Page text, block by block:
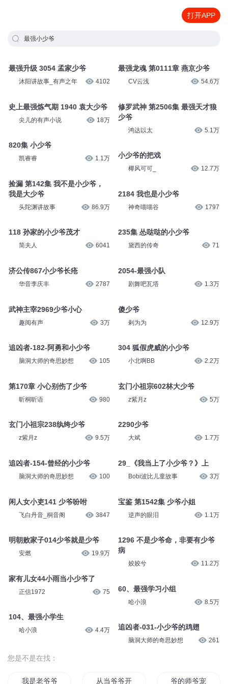
打开APP
最强小少爷
最强升级 3054 孟家少爷
沐阳讲故事_有声之年 4102
史上最强炼气期 1940 袁大少爷
尖儿的有声小说 18万
820集 小少爷
凯睿睿 1.1万
捡漏 第142集 我不是小少爷，
我是大少爷
头陀渊讲故事 86.9万
118 孙家的小少爷茂才
简夫人 6041
济公传867小少爷长疮
华音李庆丰 2787
武神主宰2969少爷小心
趣阅有声 3万
追凶者-182-阿勇和小少爷
脑洞大师的奇思妙想 105
第170章 小心别伤了少爷
昕桐昕语 980
玄门小祖宗238纨绔少爷
z紫月z 9.5万
追凶者-154-曾经的小少爷
脑洞大师的奇思妙想 100
闲人女小吏141 少爷吩咐
飞白丹音_桐音阁 3847
明朝败家子014少爷就是少爷
安燃 19.9万
家有儿女44小雨当小少爷了
正信1972 75
104、最强小学生
哈小浪 4.4万
最强龙魂 第0111章 燕京少爷
CV云浅 54.6万
修罗武神 第2506集 最强天才狼
少爷
鸿达以太 5.1万
小少爷的把戏
椰风可可_ 12.7万
2184 我也是小少爷
神奇喵喵谷 1797
235集 怂哒哒的小少爷
黛西的传奇 71
2054-最强小队
剧舞吧瓦塔 1.3万
傻少爷
剌为为 12.9万
304 狐假虎威的小少爷
小北啊BB 2.2万
玄门小祖宗602林大少爷
z紫月z 5万
2290少爷
大斌 1.7万
29_《我当上了小少爷？》上
Bobi波比儿童故事 3万
宝鉴 第1542集 少爷小姐
逆声的眼泪 1.1万
1296 不是少爷命，非要有少爷
病
姣姣兮 11.2万
60、最强学习小组
哈小浪 8.5万
追凶者-031-小少爷的鸡翅
脑洞大师的奇思妙想 261
您是不是在找：
我是老爷爷 从当爷爷开始 爷的师爷宠妃